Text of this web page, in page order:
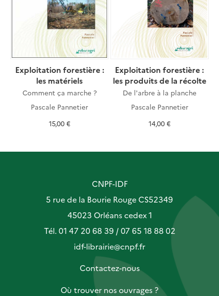
Exploitation forestière :
les matériels
Comment ça marche ?
Pascale Pannetier
15,00 €
Exploitation forestière :
les produits de la récolte
De l'arbre à la planche
Pascale Pannetier
14,00 €
CNPF-IDF
5 rue de la Bourie Rouge CS52349
45023 Orléans cedex 1
Tél. 01 47 20 68 39 / 07 65 18 88 02
idf-librairie@cnpf.fr
Contactez-nous
Où trouver nos ouvrages ?